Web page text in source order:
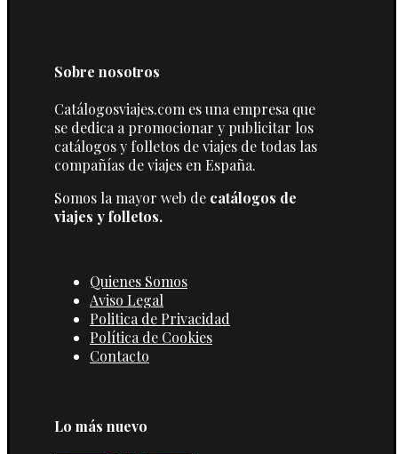
Sobre nosotros
Catálogosviajes.com es una empresa que
se dedica a promocionar y publicitar los
catálogos y folletos de viajes de todas las
compañías de viajes en España.
Somos la mayor web de catálogos de
viajes y folletos.
Quienes Somos
Aviso Legal
Politica de Privacidad
Política de Cookies
Contacto
Lo más nuevo